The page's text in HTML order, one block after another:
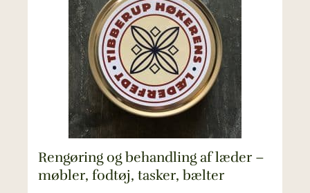
Rengøring og behandling af læder –
møbler, fodtøj, tasker, bælter